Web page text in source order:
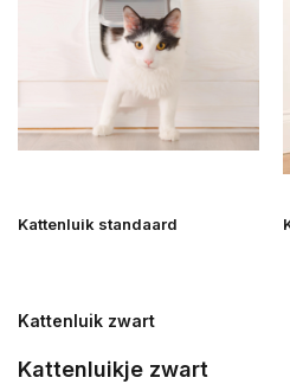
Kattenluik standaard
Kattenluik zwart
Kattenluikje zwart